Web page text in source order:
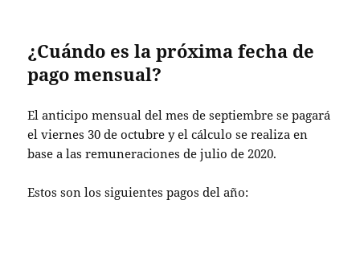
¿Cuándo es la próxima fecha de
pago mensual?
El anticipo mensual del mes de septiembre se pagará
el viernes 30 de octubre y el cálculo se realiza en
base a las remuneraciones de julio de 2020.
Estos son los siguientes pagos del año: